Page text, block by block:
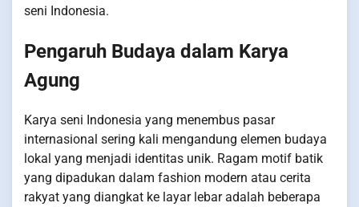
seni Indonesia.
Pengaruh Budaya dalam Karya
Agung
Karya seni Indonesia yang menembus pasar
internasional sering kali mengandung elemen budaya
lokal yang menjadi identitas unik. Ragam motif batik
yang dipadukan dalam fashion modern atau cerita
rakyat yang diangkat ke layar lebar adalah beberapa